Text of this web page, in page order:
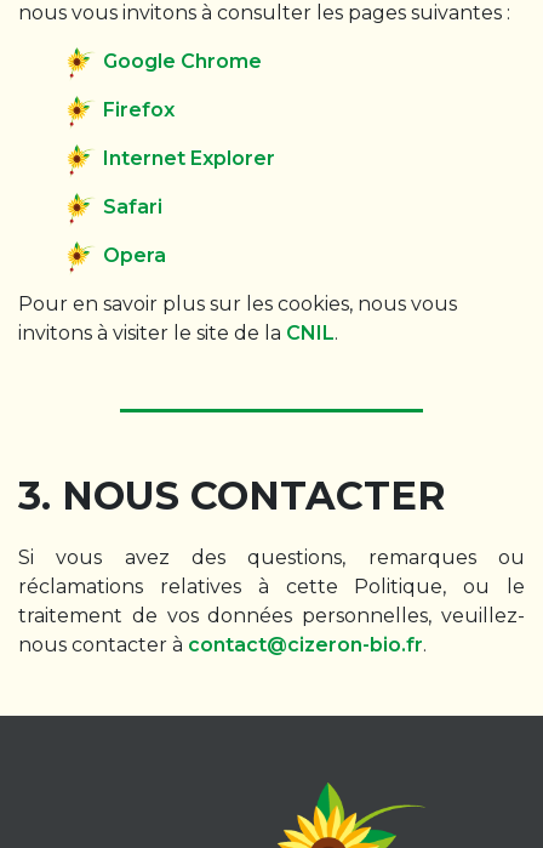
nous vous invitons à consulter les pages suivantes :
Google Chrome
Firefox
Internet Explorer
Safari
Opera
Pour en savoir plus sur les cookies, nous vous
invitons à visiter le site de la CNIL.
3. NOUS CONTACTER
Si vous avez des questions, remarques ou
réclamations relatives à cette Politique, ou le
traitement de vos données personnelles, veuillez-
nous contacter à contact@cizeron-bio.fr.